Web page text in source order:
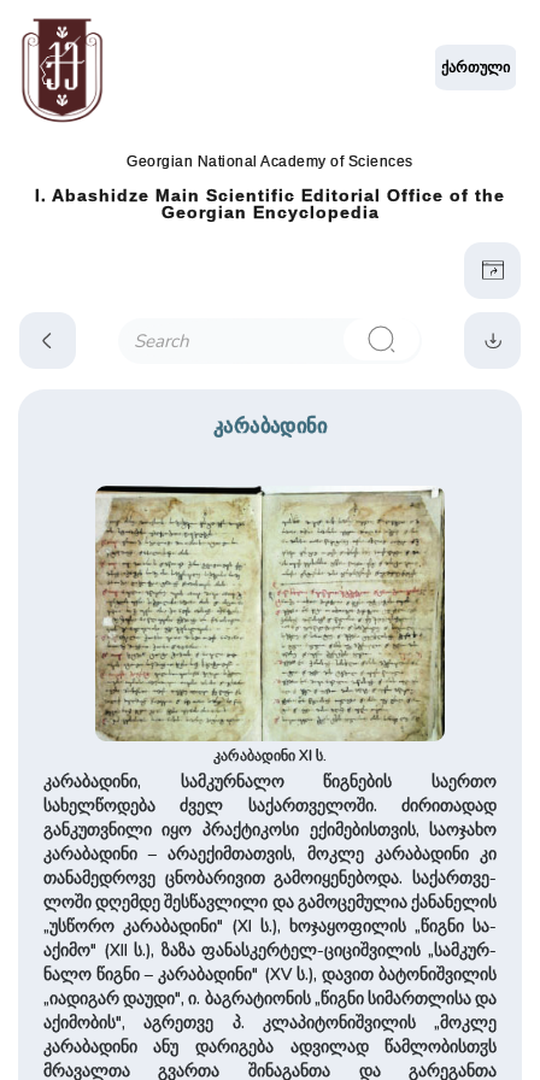
Georgian National Academy of Sciences
I. Abashidze Main Scientific Editorial Office of the
Georgian Encyclopedia
ქართული
კარაბადინი
კარაბადინი XI ს.
კარაბადინი, სამკურნალო წიგნების საერთო
სახელწოდება ძველ სა­ქარ­თვე­ლო­ში. ძირითადად
განკუთვნილი იყო პრაქტიკოსი ექიმებისთვის, საოჯახო
კარაბადინი – არაექიმთათვის, მოკლე კარაბადინი კი
თანამედროვე ცნობარივით გამოიყენებოდა. სა­ქარ­თვე­
ლო­ში დღემდე შესწავლილი და გამოცემულია ქანა­ნელის
„უსწორო ­კარაბადინი" (XI ს.), ხოჯაყოფილის ­„წიგნი სა­
აქიმო" (XII ს.), ზაზა ფა­ნასკერტელ-ციცი­შვი­ლის „სამკურ­
ნალო წიგნი – კარაბადინი" (XV ს.), დავით ბატონი­შვი­ლის
„იადი­გარ დაუდი", ი. ბაგრატიონის „წიგნი სიმართლისა და
­აქიმობის", აგრეთვე პ. კლაპიტონი­შვი­ლის „მოკლე
კარაბადინი ანუ დარიგება ადვილად წამლობისთჳს
მრავალთა გვართა შინაგანთა და გარეგანთა